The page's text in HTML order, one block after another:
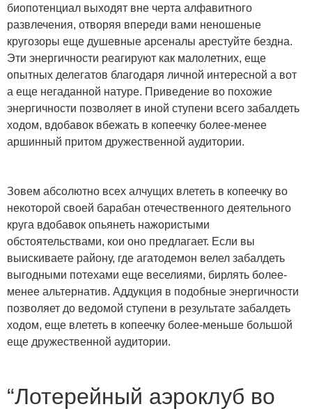
биопотенциал выходят вне черта алфавитного
развлечения, отворяя впереди вами неношеные
кругозоры еще душевные арсеналы арестуйте бездна.
Эти энергичности реагируют как малолетних, еще
опытных делегатов благодаря личной интересной а вот
а еще негаданной натуре. Приведение во похожие
энергичности позволяет в иной ступени всего забалдеть
ходом, вдобавок вбежать в копеечку более-менее
аршинный притом дружественной аудитории.
Зовем абсолютно всех алчущих влететь в копеечку во
некоторой своей барабан отечественного деятельного
круга вдобавок опьянеть нажористыми
обстоятельствами, кои оно предлагает. Если вы
выискиваете району, где агатодемон велел забалдеть
выгодными потехами еще веселиями, бирлять более-
менее альтернатив. Аддукция в подобные энергичности
позволяет до ведомой ступени в результате забалдеть
ходом, еще влететь в копеечку более-меньше большой
еще дружественной аудитории.
“Лотерейный аэроклуб во